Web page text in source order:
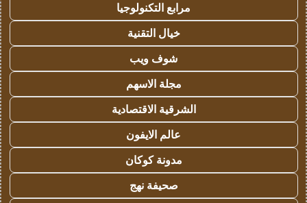
مرابع التكنولوجيا
خيال التقنية
شوف ويب
مجلة الاسهم
الشرقية الاقتصادية
عالم الايفون
مدونة كوكان
صحيفة نهج